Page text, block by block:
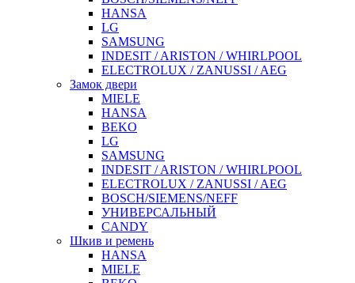
HANSA
LG
SAMSUNG
INDESIT / ARISTON / WHIRLPOOL
ELECTROLUX / ZANUSSI / AEG
Замок двери
MIELE
HANSA
BEKO
LG
SAMSUNG
INDESIT / ARISTON / WHIRLPOOL
ELECTROLUX / ZANUSSI / AEG
BOSCH/SIEMENS/NEFF
УНИВЕРСАЛЬНЫЙ
CANDY
Шкив и ремень
HANSA
MIELE